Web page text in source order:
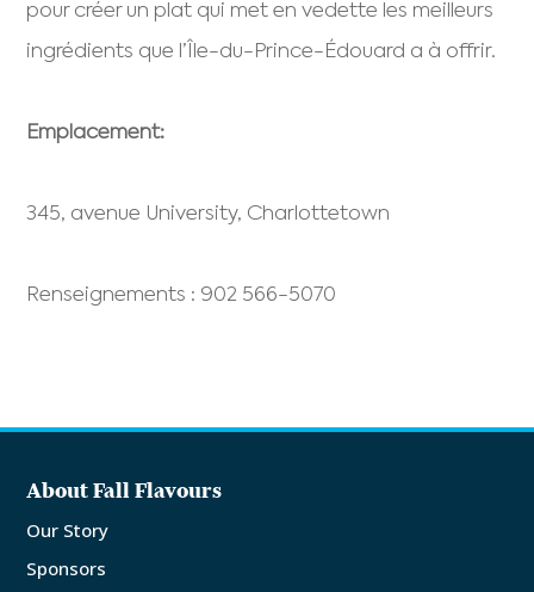
pour créer un plat qui met en vedette les meilleurs
ingrédients que l’Île-du-Prince-Édouard a à offrir.
Emplacement:
345, avenue University, Charlottetown
Renseignements : 902 566-5070
About Fall Flavours
Our Story
Sponsors